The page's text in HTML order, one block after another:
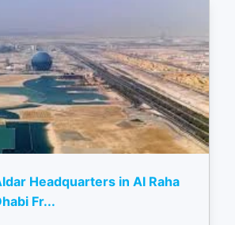
Headquarters in Al Raha
Fr...